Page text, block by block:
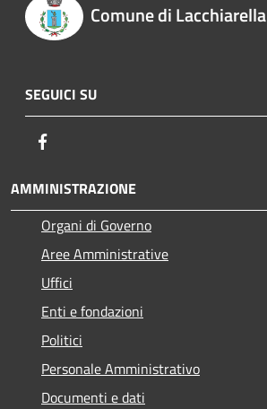
Comune di Lacchiarella
SEGUICI SU
AMMINISTRAZIONE
Organi di Governo
Aree Amministrative
Uffici
Enti e fondazioni
Politici
Personale Amministrativo
Documenti e dati